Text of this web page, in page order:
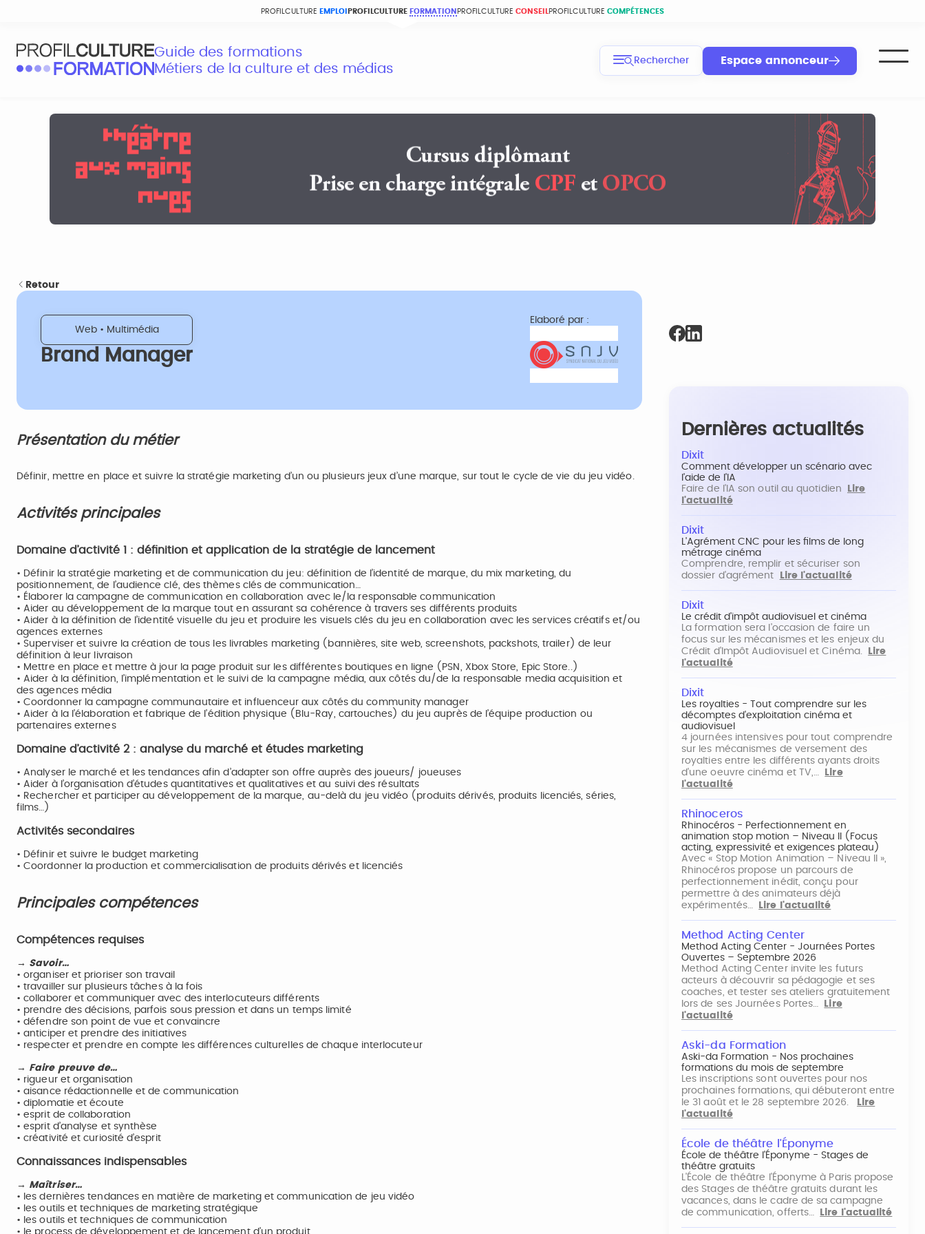
PROFILCULTURE EMPLOI PROFILCULTURE FORMATION PROFILCULTURE CONSEIL PROFILCULTURE COMPÉTENCES
Guide des formations
Métiers de la culture et des médias
Rechercher Espace annonceur
Retour
Web • Multimédia
Brand Manager
Elaboré par :
Présentation du métier
Définir, mettre en place et suivre la stratégie marketing d’un ou plusieurs jeux d’une marque, sur tout le cycle de vie du jeu vidéo.
Activités principales
Domaine d’activité 1 : définition et application de la stratégie de lancement
• Définir la stratégie marketing et de communication du jeu: définition de l’identité de marque, du mix marketing, du
positionnement, de l’audience clé, des thèmes clés de communication…
• Élaborer la campagne de communication en collaboration avec le/la responsable communication
• Aider au développement de la marque tout en assurant sa cohérence à travers ses différents produits
• Aider à la définition de l’identité visuelle du jeu et produire les visuels clés du jeu en collaboration avec les services créatifs et/ou
agences externes
• Superviser et suivre la création de tous les livrables marketing (bannières, site web, screenshots, packshots, trailer) de leur
définition à leur livraison
• Mettre en place et mettre à jour la page produit sur les différentes boutiques en ligne (PSN, Xbox Store, Epic Store..)
• Aider à la définition, l’implémentation et le suivi de la campagne média, aux côtés du/de la responsable media acquisition et
des agences média
• Coordonner la campagne communautaire et influenceur aux côtés du community manager
• Aider à la l’élaboration et fabrique de l’édition physique (Blu-Ray, cartouches) du jeu auprès de l’équipe production ou
partenaires externes
Domaine d’activité 2 : analyse du marché et études marketing
• Analyser le marché et les tendances afin d’adapter son offre auprès des joueurs/ joueuses
• Aider à l’organisation d’études quantitatives et qualitatives et au suivi des résultats
• Rechercher et participer au développement de la marque, au-delà du jeu vidéo (produits dérivés, produits licenciés, séries,
films…)
Activités secondaires
• Définir et suivre le budget marketing
• Coordonner la production et commercialisation de produits dérivés et licenciés
Principales compétences
Compétences requises
→ Savoir…
• organiser et prioriser son travail
• travailler sur plusieurs tâches à la fois
• collaborer et communiquer avec des interlocuteurs différents
• prendre des décisions, parfois sous pression et dans un temps limité
• défendre son point de vue et convaincre
• anticiper et prendre des initiatives
• respecter et prendre en compte les différences culturelles de chaque interlocuteur
→ Faire preuve de…
• rigueur et organisation
• aisance rédactionnelle et de communication
• diplomatie et écoute
• esprit de collaboration
• esprit d’analyse et synthèse
• créativité et curiosité d’esprit
Connaissances indispensables
→ Maîtriser…
• les dernières tendances en matière de marketing et communication de jeu vidéo
• les outils et techniques de marketing stratégique
• les outils et techniques de communication
• le process de développement et de lancement d’un produit
Dernières actualités
Dixit
Comment développer un scénario avec
l'aide de l'IA
Faire de l'IA son outil au quotidien
Lire
l'actualité
Dixit
L'Agrément CNC pour les films de long
métrage cinéma
Comprendre, remplir et sécuriser son
dossier d'agrément
Lire l'actualité
Dixit
Le crédit d'impôt audiovisuel et cinéma
La formation sera l'occasion de faire un
focus sur les mécanismes et les enjeux du
Crédit d'Impôt Audiovisuel et Cinéma.
Lire
l'actualité
Dixit
Les royalties - Tout comprendre sur les
décomptes d'exploitation cinéma et
audiovisuel
4 journées intensives pour tout comprendre
sur les mécanismes de versement des
royalties entre les différents ayants droits
d'une oeuvre cinéma et TV,…
Lire
l'actualité
Rhinoceros
Rhinocéros - Perfectionnement en
animation stop motion – Niveau II (Focus
acting, expressivité et exigences plateau)
Avec « Stop Motion Animation – Niveau II »,
Rhinocéros propose un parcours de
perfectionnement inédit, conçu pour
permettre à des animateurs déjà
expérimentés…
Lire l'actualité
Method Acting Center
Method Acting Center - Journées Portes
Ouvertes – Septembre 2026
Method Acting Center invite les futurs
acteurs à découvrir sa pédagogie et ses
coaches, et tester ses ateliers gratuitement
lors de ses Journées Portes…
Lire
l'actualité
Aski-da Formation
Aski-da Formation - Nos prochaines
formations du mois de septembre
Les inscriptions sont ouvertes pour nos
prochaines formations, qui débuteront entre
le 31 août et le 28 septembre 2026.
Lire
l'actualité
École de théâtre l'Éponyme
École de théâtre l'Éponyme - Stages de
théâtre gratuits
L'École de théâtre l'Éponyme à Paris propose
des Stages de théâtre gratuits durant les
vacances, dans le cadre de sa campagne
de communication, offerts…
Lire l'actualité